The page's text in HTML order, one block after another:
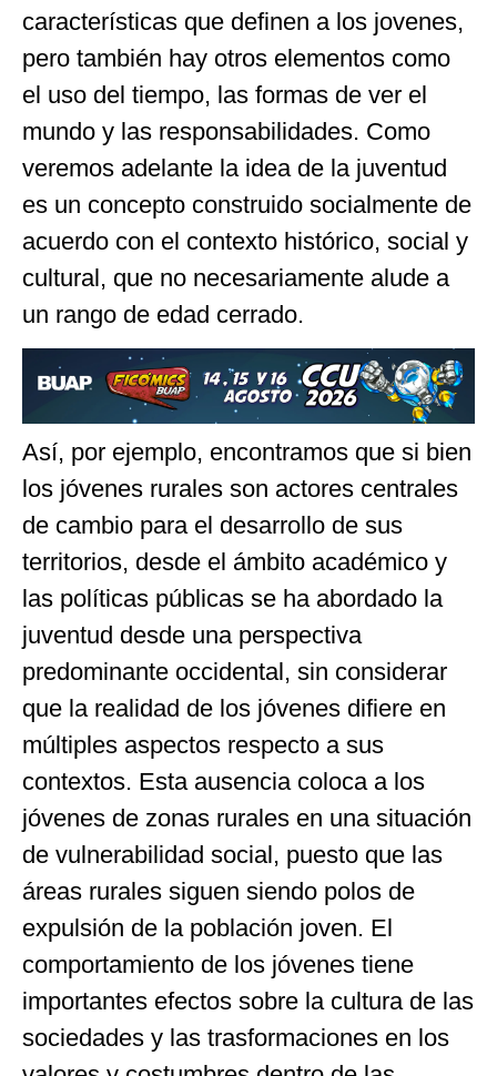
características que definen a los jovenes,
pero también hay otros elementos como
el uso del tiempo, las formas de ver el
mundo y las responsabilidades. Como
veremos adelante la idea de la juventud
es un concepto construido socialmente de
acuerdo con el contexto histórico, social y
cultural, que no necesariamente alude a
un rango de edad cerrado.
Así, por ejemplo, encontramos que si bien
los jóvenes rurales son actores centrales
de cambio para el desarrollo de sus
territorios, desde el ámbito académico y
las políticas públicas se ha abordado la
juventud desde una perspectiva
predominante occidental, sin considerar
que la realidad de los jóvenes difiere en
múltiples aspectos respecto a sus
contextos. Esta ausencia coloca a los
jóvenes de zonas rurales en una situación
de vulnerabilidad social, puesto que las
áreas rurales siguen siendo polos de
expulsión de la población joven. El
comportamiento de los jóvenes tiene
importantes efectos sobre la cultura de las
sociedades y las trasformaciones en los